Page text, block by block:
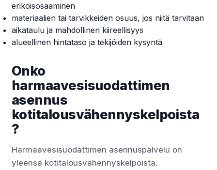
erikoisosaaminen
materiaalien tai tarvikkeiden osuus, jos niitä tarvitaan
aikataulu ja mahdollinen kiireellisyys
alueellinen hintataso ja tekijöiden kysyntä
Onko
harmaavesisuodattimen
asennus
kotitalousvähennyskelpoista
?
Harmaavesisuodattimen asennuspalvelu on
yleensä kotitalousvähennyskelpoista.